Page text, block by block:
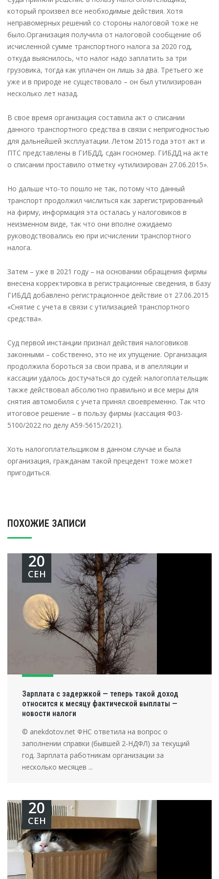
который произвел все необходимые действия. Хотя
неправомерных решений со стороны налоговой тоже не
было.Организация получила от налоговой сообщение об
исчисленной сумме транспортного налога за 2020 год,
откуда выяснилось, что налог надо заплатить за три
грузовика, тогда как уплачен он лишь за два. Третьего же
уже и в природе не существовало – он был утилизирован
несколько лет назад.
В свое время организация составила акт о списании
данного транспортного средства в связи с непригодностью
для дальнейшей эксплуатации. Летом 2015 года этот акт и
ПТС представлены в ГИБДД, сдан госномер. ГИБДД на акте
о списании проставило отметку «утилизирован 27.06.2015».
Но дальше что-то пошло не так, потому что данный
транспорт продолжил числиться как зарегистрированный
на фирму, информация эта осталась у налоговиков в
неизменном виде, так что они вполне ожидаемо
руководствовались ею при исчислении транспортного
налога.
Затем – уже в 2021 году – на основании обращения фирмы
внесена корректировка в регистрационные сведения, в базу
ГИБДД добавлено регистрационное действие от 27.06.2015
«Снятие с учета в связи с утилизацией транспортного
средства».
Суд первой инстанции признал действия налоговиков
законными – собственно, это не их упущение. Организация
продолжила бороться за свои права, и в апелляции и
кассации удалось достучаться до судей: налогоплательщик
также действовал абсолютно правильно и все меры для
снятия автомобиля с учета принял своевременно. Так что
итоговое решение – в пользу фирмы (кассация Ф03-
5100/2022 по делу А59-5615/2021).
Хоть налогоплательщиком в данном случае и была
организация, гражданам такой прецедент тоже может
пригодиться.
ПОХОЖИЕ ЗАПИСИ
Зарплата с задержкой — теперь такой доход
относится к месяцу фактической выплаты —
новости налоги
20
СЕН
© anekdotov.net ФНС ответила на вопрос о
заполнении справки (бывшей 2-НДФЛ) за текущий
год. Зарплата работникам организации за
несколько месяцев ...
20
СЕН